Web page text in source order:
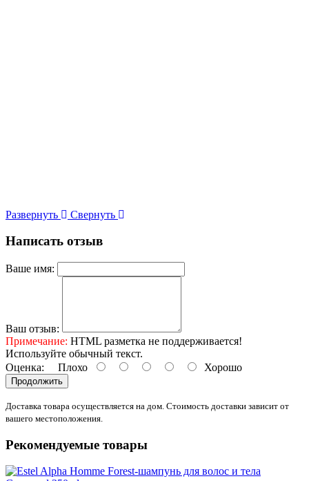
Развернуть Свернуть
Написать отзыв
Ваше имя:
Ваш отзыв:
Примечание: HTML разметка не поддерживается!
Используйте обычный текст.
Оценка: Плохо Хорошо
Продолжить
Доставка товара осуществляется на дом. Стоимость доставки зависит от
вашего местоположения.
Рекомендуемые товары